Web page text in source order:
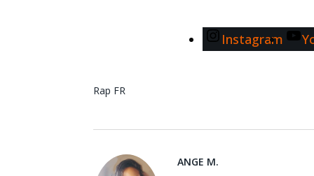
Instagram
Rap FR
ANGE M.